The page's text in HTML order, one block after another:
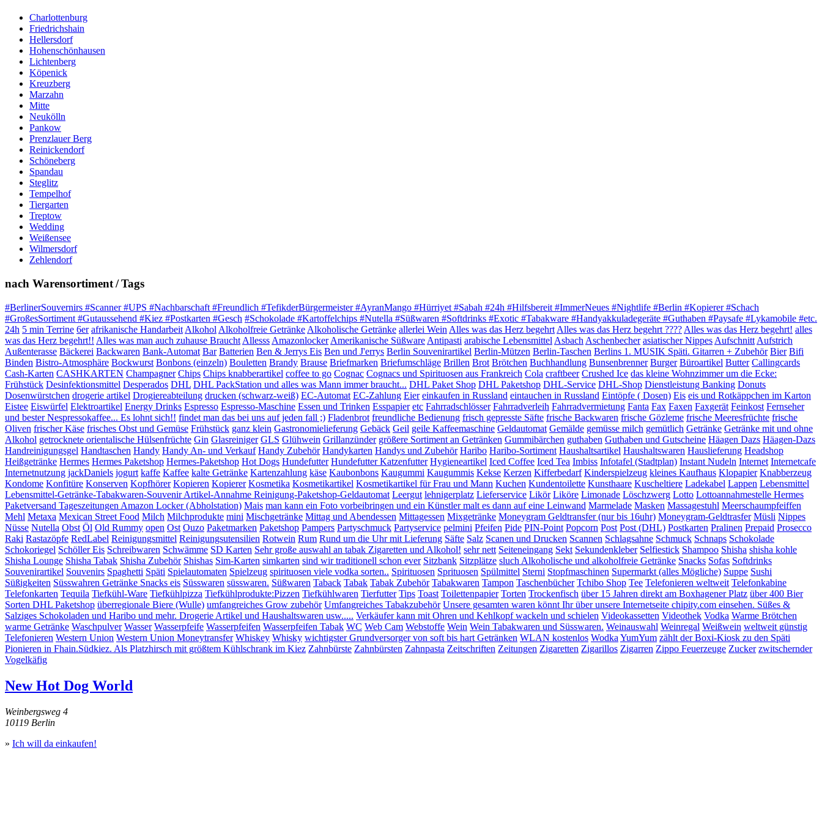
Charlottenburg
Friedrichshain
Hellersdorf
Hohenschönhausen
Lichtenberg
Köpenick
Kreuzberg
Marzahn
Mitte
Neukölln
Pankow
Prenzlauer Berg
Reinickendorf
Schöneberg
Spandau
Steglitz
Tempelhof
Tiergarten
Treptow
Wedding
Weißensee
Wilmersdorf
Zehlendorf
nach Warensortiment / Tags
#BerlinerSouvernirs #Scanner #UPS #Nachbarschaft #Freundlich #TefikderBürgermeister #AyranMango #Hürriyet #Sabah #24h #Hilfsbereit #ImmerNeues #Nightlife #Berlin #Kopierer #Schach
#GroßesSortiment #Gutaussehend #Kiez #Postkarten #Gesch #Schokolade #Kartoffelchips #Nutella #Süßwaren #Softdrinks #Exotic #Tabakware #Handyakkuladegeräte #Guthaben #Paysafe #Lykamobile #etc.
24h 5 min Terrine 6er afrikanische Handarbeit Alkohol Alkoholfreie Getränke Alkoholische Getränke allerlei Wein Alles was das Herz begehrt Alles was das Herz begehrt ???? Alles was das Herz begehrt! alles
was das Herz begehrt!! Alles was man auch zuhause Braucht Allesss Amazonlocker Amerikanische Süßware Antipasti arabische Lebensmittel Asbach Aschenbecher asiatischer Nippes Aufschnitt Aufstrich
Außenterasse Bäckerei Backwaren Bank-Automat Bar Batterien Ben & Jerrys Eis Ben und J'errys Berlin Souvenirartikel Berlin-Mützen Berlin-Taschen Berlins 1. MUSIK Späti. Gitarren + Zubehör Bier Bifi
Binden Bistro-Atmosphäre Bockwurst Bonbons (einzeln) Bouletten Brandy Brause Briefmarken Briefumschläge Brillen Brot Brötchen Buchhandlung Bunsenbrenner Burger Büroartikel Butter Callingcards
Cash-Karten CASHKARTEN Champagner Chips Chips knabberartikel coffee to go Cognac Cognacs und Spirituosen aus Frankreich Cola craftbeer Crushed Ice das kleine Wohnzimmer um die Ecke:
Frühstück Desinfektionsmittel Desperados DHL DHL PackStation und alles was Mann immer braucht... DHL Paket Shop DHL Paketshop DHL-Service DHL-Shop Dienstleistung Banking Donuts
Dosenwürstchen drogerie artikel Drogiereabteilung drucken (schwarz-weiß) EC-Automat EC-Zahlung Eier einkaufen in Russland eintauchen in Russland Eintöpfe ( Dosen) Eis eis und Rotkäppchen im Karton
Eistee Eiswürfel Elektroartikel Energy Drinks Espresso Espresso-Maschine Essen und Trinken Esspapier etc Fahrradschlösser Fahrradverleih Fahrradvermietung Fanta Fax Faxen Faxgerät Feinkost Fernseher
und bester Nespressokaffee... Es lohnt sich!! findet man das bei uns auf jeden fall ;) Fladenbrot freundliche Bedienung frisch gepresste Säfte frische Backwaren frische Gözleme frische Meeresfrüchte frische
Oliven frischer Käse frisches Obst und Gemüse Frühstück ganz klein Gastronomielieferung Gebäck Geil geile Kaffeemaschine Geldautomat Gemälde gemüsse milch gemütlich Getränke Getränke mit und ohne
Alkohol getrocknete orientalische Hülsenfrüchte Gin Glasreiniger GLS Glühwein Grillanzünder größere Sortiment an Getränken Gummibärchen guthaben Guthaben und Gutscheine Häagen Dazs Häagen-Dazs
Handreinigungsgel Handtaschen Handy Handy An- und Verkauf Handy Zubehör Handykarten Handys und Zubehör Haribo Haribo-Sortiment Haushaltsartikel Haushaltswaren Hauslieferung Headshop
Heißgetränke Hermes Hermes Paketshop Hermes-Paketshop Hot Dogs Hundefutter Hundefutter Katzenfutter Hygieneartikel Iced Coffee Iced Tea Imbiss Infotafel (Stadtplan) Instant Nudeln Internet Internetcafe
Internetnutzung jackDaniels jogurt kaffe Kaffee kalte Getränke Kartenzahlung käse Kaubonbons Kaugummi Kaugummis Kekse Kerzen Kifferbedarf Kinderspielzeug kleines Kaufhaus Klopapier Knabberzeug
Kondome Konfitüre Konserven Kopfhörer Kopieren Kopierer Kosmetika Kosmetikartikel Kosmetikartikel für Frau und Mann Kuchen Kundentoilette Kunsthaare Kuscheltiere Ladekabel Lappen Lebensmittel
Lebensmittel-Getränke-Tabakwaren-Souvenir Artikel-Annahme Reinigung-Paketshop-Geldautomat Leergut lehnigerplatz Lieferservice Likör Liköre Limonade Löschzwerg Lotto Lottoannahmestelle Hermes
Paketversand Tageszeitungen Amazon Locker (Abholstation) Mais man kann ein Foto vorbeibringen und ein Künstler malt es dann auf eine Leinwand Marmelade Masken Massagestuhl Meerschaumpfeiffen
Mehl Metaxa Mexican Street Food Milch Milchprodukte mini Mischgetränke Mittag und Abendessen Mittagessen Mixgetränke Moneygram Geldtransfer (nur bis 16uhr) Moneygram-Geldtrasfer Müsli Nippes
Nüsse Nutella Obst Öl Old Rummy open Ost Ouzo Paketmarken Paketshop Pampers Partyschmuck Partyservice pelmini Pfeifen Pide PIN-Point Popcorn Post Post (DHL) Postkarten Pralinen Prepaid Prosecco
Raki Rastazöpfe RedLabel Reinigungsmittel Reinigungsutensilien Rotwein Rum Rund um die Uhr mit Lieferung Säfte Salz Scanen und Drucken Scannen Schlagsahne Schmuck Schnaps Schokolade
Schokoriegel Schöller Eis Schreibwaren Schwämme SD Karten Sehr große auswahl an tabak Zigaretten und Alkohol! sehr nett Seiteneingang Sekt Sekundenkleber Selfiestick Shampoo Shisha shisha kohle
Shisha Lounge Shisha Tabak Shisha Zubehör Shishas Sim-Karten simkarten sind wir traditionell schon ever Sitzbank Sitzplätze sluch Alkoholische und alkoholfreie Getränke Snacks Sofas Softdrinks
Souvenirartikel Souvenirs Spaghetti Späti Spielautomaten Spielzeug spirituosen viele vodka sorten.. Spirituosen Sprituosen Spülmittel Sterni Stopfmaschinen Supermarkt (alles Mögliche) Suppe Sushi
Süßigkeiten Süsswahren Getränke Snacks eis Süsswaren süsswaren. Süßwaren Taback Tabak Tabak Zubehör Tabakwaren Tampon Taschenbücher Tchibo Shop Tee Telefonieren weltweit Telefonkabine
Telefonkarten Tequila Tiefkühl-Ware Tiefkühlpizza Tiefkühlprodukte:Pizzen Tiefkühlwaren Tierfutter Tips Toast Toilettenpapier Torten Trockenfisch über 15 Jahren direkt am Boxhagener Platz über 400 Bier
Sorten DHL Paketshop überregionale Biere (Wulle) umfangreiches Grow zubehör Umfangreiches Tabakzubehör Unsere gesamten waren könnt Ihr über unsere Internetseite chipity.com einsehen. Süßes &
Salziges Schokoladen und Haribo und mehr. Drogerie Artikel und Haushaltswaren usw..... Verkäufer kann mit Ohren und Kehlkopf wackeln und schielen Videokassetten Videothek Vodka Warme Brötchen
warme Getränke Waschpulver Wasser Wasserpfeife Wasserpfeifen Wasserpfeifen Tabak WC Web Cam Webstoffe Wein Wein Tabakwaren und Süsswaren. Weinauswahl Weinregal Weißwein weltweit günstig
Telefonieren Western Union Western Union Moneytransfer Whiskey Whisky wichtigster Grundversorger von soft bis hart Getränken WLAN kostenlos Wodka YumYum zählt der Boxi-Kiosk zu den Späti
Pionieren in Fhain.Südkiez. Als Platzhirsch mit größtem Kühlschrank im Kiez Zahnbürste Zahnbürsten Zahnpasta Zeitschriften Zeitungen Zigaretten Zigarillos Zigarren Zippo Feuerzeuge Zucker zwitschernder
Vogelkäfig
New Hot Dog World
Weinbergsweg 4
10119 Berlin
» Ich will da einkaufen!